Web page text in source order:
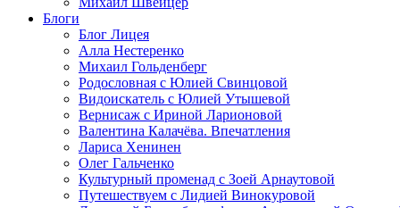
Блоги
Блог Лицея
Алла Нестеренко
Михаил Гольденберг
Родословная с Юлией Свинцовой
Видоискатель с Юлией Утышевой
Вернисаж с Ириной Ларионовой
Валентина Калачёва. Впечатления
Лариса Хенинен
Олег Гальченко
Культурный променад с Зоей Арнаутовой
Путешествуем с Лидией Винокуровой